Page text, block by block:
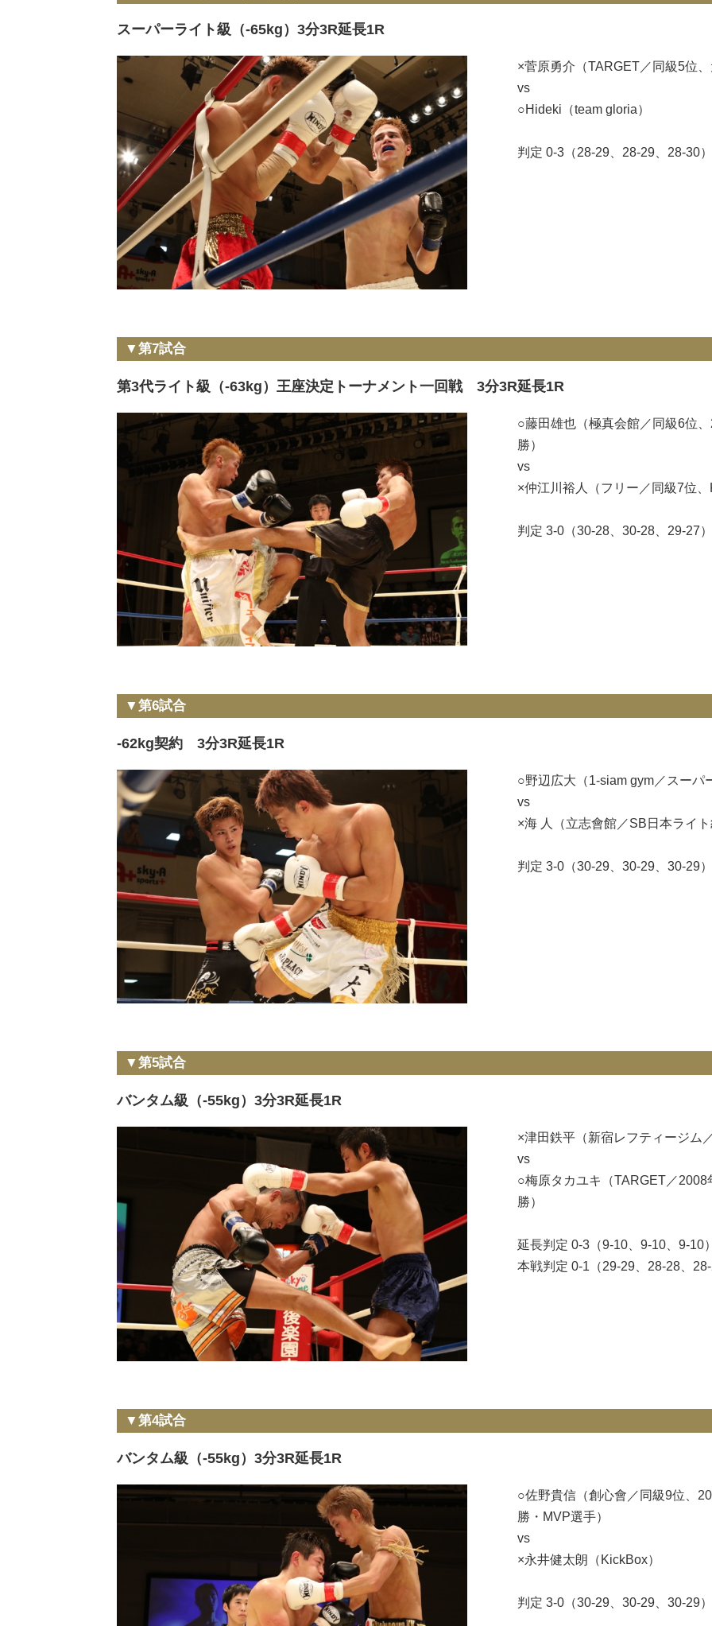
スーパーライト級（-65kg）3分3R延長1R
×菅原勇介（TARGET／同級5位
vs
○Hideki（team gloria）
判定 0-3（28-29、28-29、28-30）
▼第7試合
第3代ライト級（-63kg）王座決定トーナメント一回戦 3分3R延長1R
○藤田雄也（極真会館／同級6位
勝）
vs
×仲江川裕人（フリー／同級7位
判定 3-0（30-28、30-28、29-27）
▼第6試合
-62kg契約 3分3R延長1R
○野辺広大（1-siam gym／スーパ
vs
×海 人（立志會館／SB日本ライト
判定 3-0（30-29、30-29、30-29）
▼第5試合
バンタム級（-55kg）3分3R延長1R
×津田鉄平（新宿レフティージム
vs
○梅原タカユキ（TARGET／
勝）
延長判定 0-3（9-10、9-10、9-10）
本戦判定 0-1（29-29、28-28、28-
▼第4試合
バンタム級（-55kg）3分3R延長1R
○佐野貴信（創心會／同級9位、
勝・MVP選手）
vs
×永井健太朗（KickBox）
判定 3-0（30-29、30-29、30-29）